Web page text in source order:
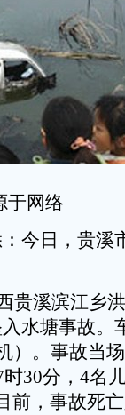
于网络
日，贵溪
溪滨江乡
水塘事故。
）。事故当
30分，4名
前，事故死